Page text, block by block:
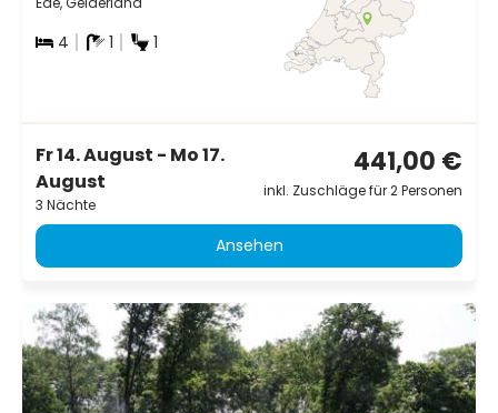
4 1 1
Fr 14. August - Mo 17.
August
3 Nächte
441,00 €
inkl. Zuschläge für 2 Personen
Ansehen